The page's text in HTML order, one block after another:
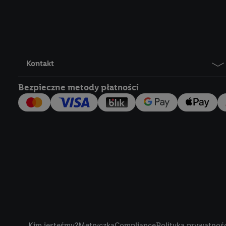
Kontakt
Bezpieczne metody płatności
Lidl Plus, możemy
wymienionych
następnie
użytkownika w
my i jeden z innych
Użytkownik upoważnia
usługach Lidl. Utiq
tak, Utiq udostępni
numeru
wykorzystany do
szczególności
obsługiwanych przez
korzystanie z
lub